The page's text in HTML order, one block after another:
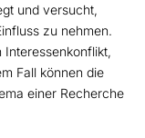
und versucht,
zu nehmen.
Interessenkonflikt,
Fall können die
einer Recherche